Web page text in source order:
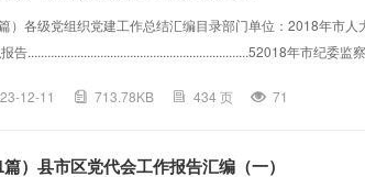
篇）各级党组织党建工作总结汇编目录部门单位：2018年市
告...................................................................52018年市纪委
12-11
713.78KB 434 页 71
篇）县市区党代会工作报告汇编（一）